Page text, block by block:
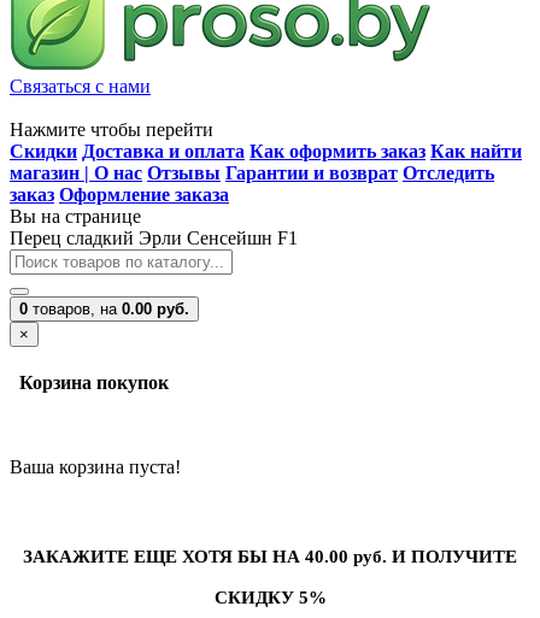
Связаться с нами
Нажмите чтобы перейти
Скидки Доставка и оплата Как оформить заказ Как найти
магазин | О нас Отзывы Гарантии и возврат Отследить
заказ Оформление заказа
Вы на странице
Перец сладкий Эрли Сенсейшн F1
0 товаров, на 0.00 руб.
×
Корзина покупок
Ваша корзина пуста!
ЗАКАЖИТЕ ЕЩЕ ХОТЯ БЫ НА 40.00 руб. И ПОЛУЧИТЕ
СКИДКУ 5%